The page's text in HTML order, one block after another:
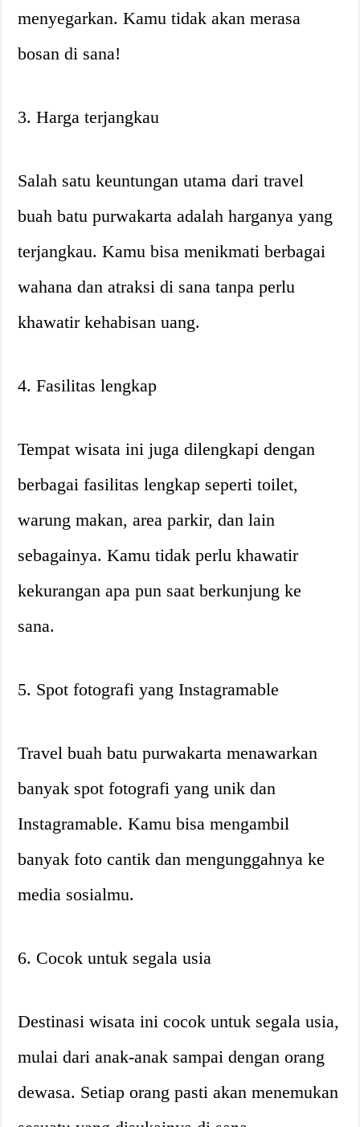
menyegarkan. Kamu tidak akan merasa
bosan di sana!
3. Harga terjangkau
Salah satu keuntungan utama dari travel
buah batu purwakarta adalah harganya yang
terjangkau. Kamu bisa menikmati berbagai
wahana dan atraksi di sana tanpa perlu
khawatir kehabisan uang.
4. Fasilitas lengkap
Tempat wisata ini juga dilengkapi dengan
berbagai fasilitas lengkap seperti toilet,
warung makan, area parkir, dan lain
sebagainya. Kamu tidak perlu khawatir
kekurangan apa pun saat berkunjung ke
sana.
5. Spot fotografi yang Instagramable
Travel buah batu purwakarta menawarkan
banyak spot fotografi yang unik dan
Instagramable. Kamu bisa mengambil
banyak foto cantik dan mengunggahnya ke
media sosialmu.
6. Cocok untuk segala usia
Destinasi wisata ini cocok untuk segala usia,
mulai dari anak-anak sampai dengan orang
dewasa. Setiap orang pasti akan menemukan